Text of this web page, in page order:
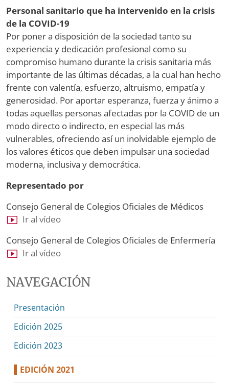
Personal sanitario que ha intervenido en la crisis
de la COVID-19
Por poner a disposición de la sociedad tanto su
experiencia y dedicación profesional como su
compromiso humano durante la crisis sanitaria más
importante de las últimas décadas, a la cual han hecho
frente con valentía, esfuerzo, altruismo, empatía y
generosidad. Por aportar esperanza, fuerza y ánimo a
todas aquellas personas afectadas por la COVID de un
modo directo o indirecto, en especial las más
vulnerables, ofreciendo así un inolvidable ejemplo de
los valores éticos que deben impulsar una sociedad
moderna, inclusiva y democrática.
Representado por
Consejo General de Colegios Oficiales de Médicos
Ir al vídeo
Consejo General de Colegios Oficiales de Enfermería
Ir al vídeo
NAVEGACIÓN
Presentación
Edición 2025
Edición 2023
EDICIÓN 2021